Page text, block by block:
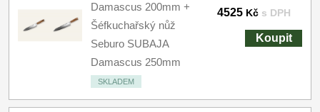
Damascus 200mm +
Šéfkuchařský nůž
Seburo SUBAJA
Damascus 250mm
SKLADEM
4525 Kč s DPH
Koupit